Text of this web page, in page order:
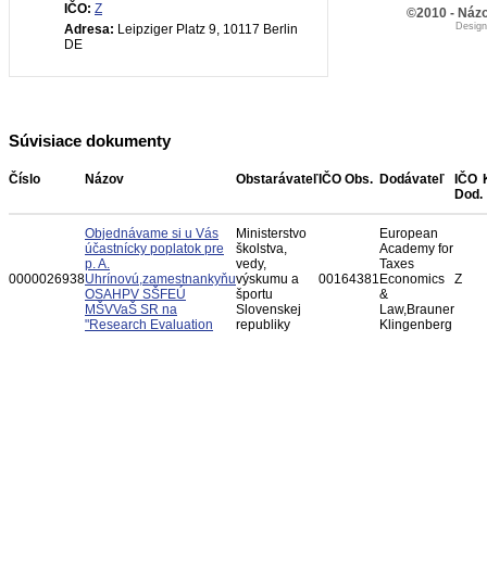
IČO: Z
Adresa: Leipziger Platz 9, 10117 Berlin
DE
Súvisiace dokumenty
Číslo Názov Obstarávateľ IČO Obs. Dodávateľ
IČO
Dod.
0000026938
Objednávame si u Vás
účastnícky poplatok pre
p. A.
Uhrínovú,zamestnankyňu
OSAHPV SŠFEÚ
MŠVVaŠ SR na
"Research Evaluation
Ministerstvo
školstva,
vedy,
výskumu a
športu
Slovenskej
republiky
00164381
European
Academy for
Taxes
Economics
&
Law,Brauner
Klingenberg
Z
©2010 -